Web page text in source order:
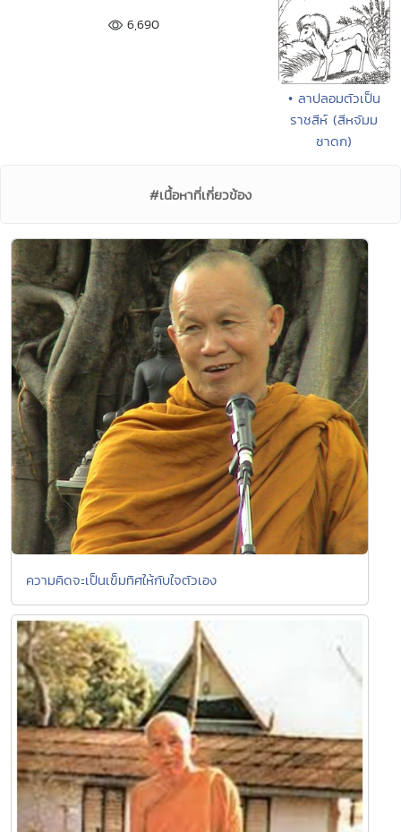
6,690
• ลาปลอมตัวเป็น
ราชสีห์ (สีหจัมม
ชาดก)
#เนื้อหาที่เกี่ยวข้อง
ความคิดจะเป็นเข็มทิศให้กับใจตัวเอง